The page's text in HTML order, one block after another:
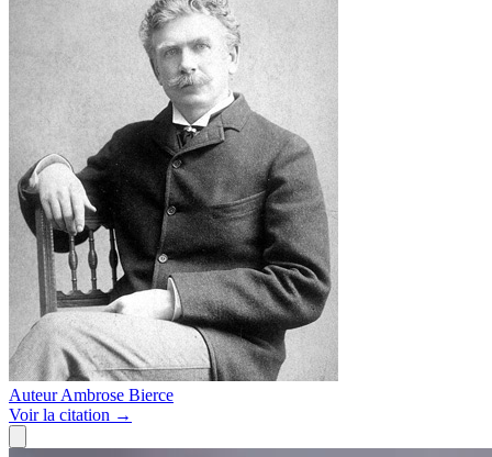
Auteur Ambrose Bierce
Voirla citation →